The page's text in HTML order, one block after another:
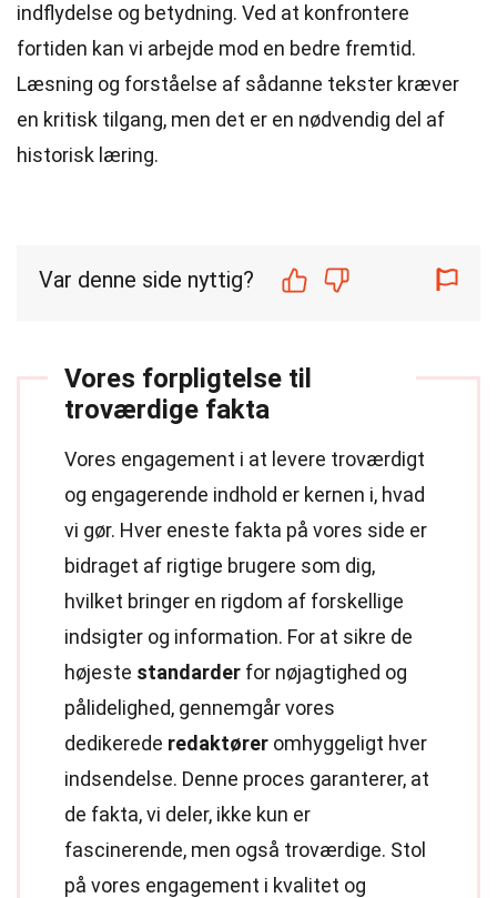
indflydelse og betydning. Ved at konfrontere
fortiden kan vi arbejde mod en bedre fremtid.
Læsning og forståelse af sådanne tekster kræver
en kritisk tilgang, men det er en nødvendig del af
historisk læring.
Var denne side nyttig?
Vores forpligtelse til
troværdige fakta
Vores engagement i at levere troværdigt
og engagerende indhold er kernen i, hvad
vi gør. Hver eneste fakta på vores side er
bidraget af rigtige brugere som dig,
hvilket bringer en rigdom af forskellige
indsigter og information. For at sikre de
højeste standarder for nøjagtighed og
pålidelighed, gennemgår vores
dedikerede redaktører omhyggeligt hver
indsendelse. Denne proces garanterer, at
de fakta, vi deler, ikke kun er
fascinerende, men også troværdige. Stol
på vores engagement i kvalitet og